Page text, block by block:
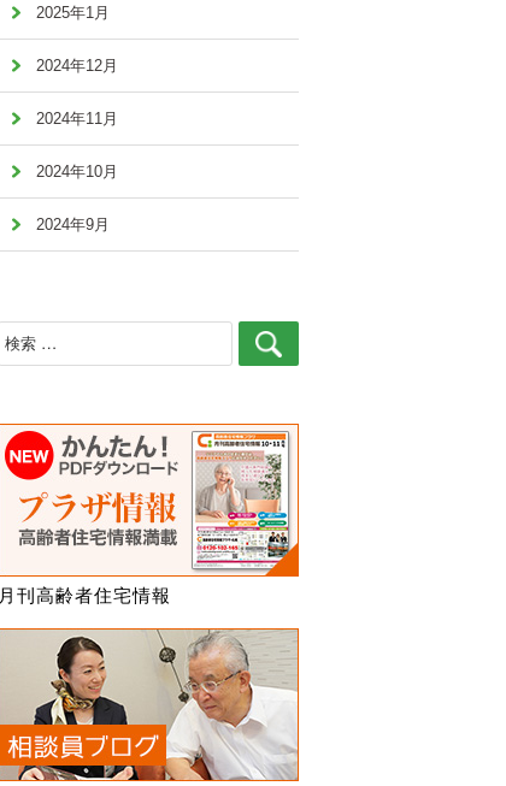
2025年1月
2024年12月
2024年11月
2024年10月
2024年9月
月刊高齢者住宅情報